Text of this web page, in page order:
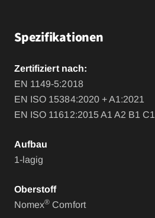
Spezifikationen
Zertifiziert nach:
EN 1149-5:2018
EN ISO 15384:2020 + A1:2021
EN ISO 11612:2015 A1 A2 B1 C1
Aufbau
1-lagig
Oberstoff
Nomex® Comfort